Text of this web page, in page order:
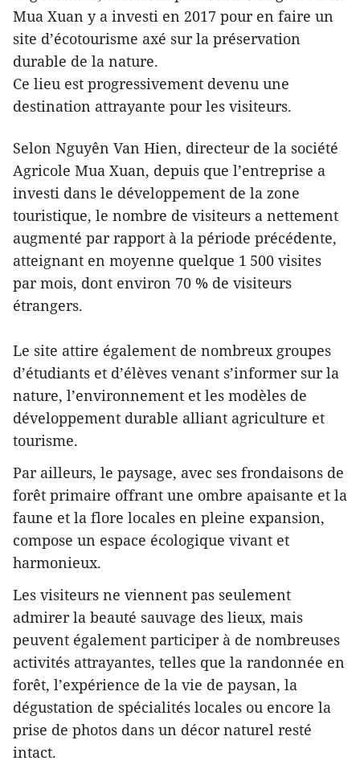
Mua Xuan y a investi en 2017 pour en faire un
site d’écotourisme axé sur la préservation
durable de la nature.
Ce lieu est progressivement devenu une
destination attrayante pour les visiteurs.
Selon Nguyên Van Hien, directeur de la société
Agricole Mua Xuan, depuis que l’entreprise a
investi dans le développement de la zone
touristique, le nombre de visiteurs a nettement
augmenté par rapport à la période précédente,
atteignant en moyenne quelque 1 500 visites
par mois, dont environ 70 % de visiteurs
étrangers.
Le site attire également de nombreux groupes
d’étudiants et d’élèves venant s’informer sur la
nature, l’environnement et les modèles de
développement durable alliant agriculture et
tourisme.
Par ailleurs, le paysage, avec ses frondaisons de
forêt primaire offrant une ombre apaisante et la
faune et la flore locales en pleine expansion,
compose un espace écologique vivant et
harmonieux.
Les visiteurs ne viennent pas seulement
admirer la beauté sauvage des lieux, mais
peuvent également participer à de nombreuses
activités attrayantes, telles que la randonnée en
forêt, l’expérience de la vie de paysan, la
dégustation de spécialités locales ou encore la
prise de photos dans un décor naturel resté
intact.